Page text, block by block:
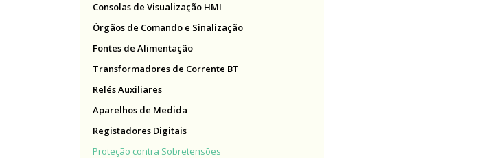
Consolas de Visualização HMI
Órgãos de Comando e Sinalização
Fontes de Alimentação
Transformadores de Corrente BT
Relés Auxiliares
Aparelhos de Medida
Registadores Digitais
Proteção contra Sobretensões